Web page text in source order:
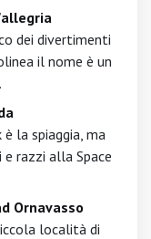
dei divertimenti
il nome è un
la spiaggia, ma
razzi alla Space
Ornavasso
località di